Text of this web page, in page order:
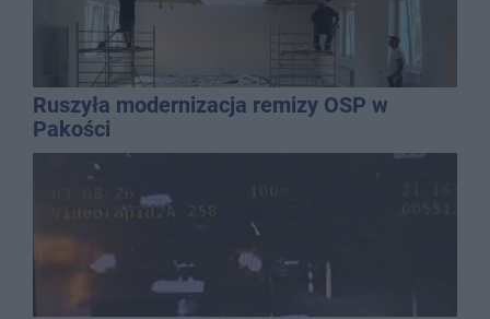
Ruszyła modernizacja remizy OSP w
Pakości